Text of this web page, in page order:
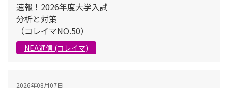
速報！2026年度大学入試
分析と対策
（コレイマNO.50）
NEA通信 (コレイマ)
2026年08月07日